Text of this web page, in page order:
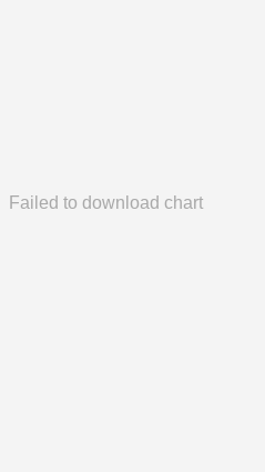
Failed to download chart